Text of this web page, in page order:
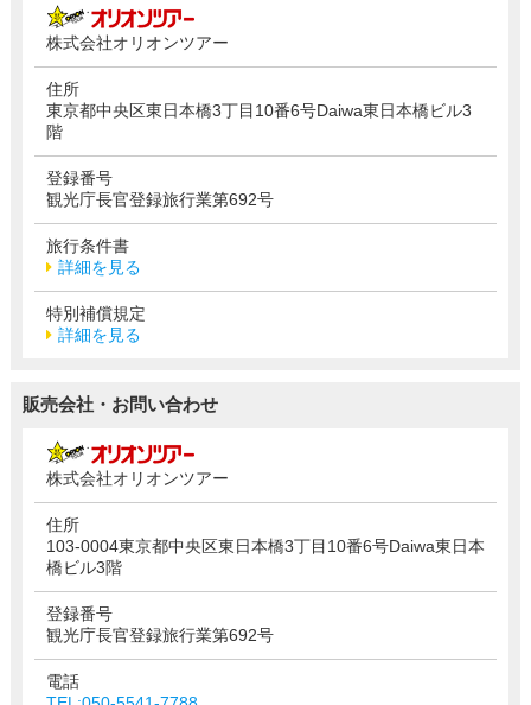
株式会社オリオンツアー
住所
東京都中央区東日本橋3丁目10番6号Daiwa東日本橋ビル3
階
登録番号
観光庁長官登録旅行業第692号
旅行条件書
詳細を見る
特別補償規定
詳細を見る
販売会社・お問い合わせ
株式会社オリオンツアー
住所
103-0004東京都中央区東日本橋3丁目10番6号Daiwa東日本
橋ビル3階
登録番号
観光庁長官登録旅行業第692号
電話